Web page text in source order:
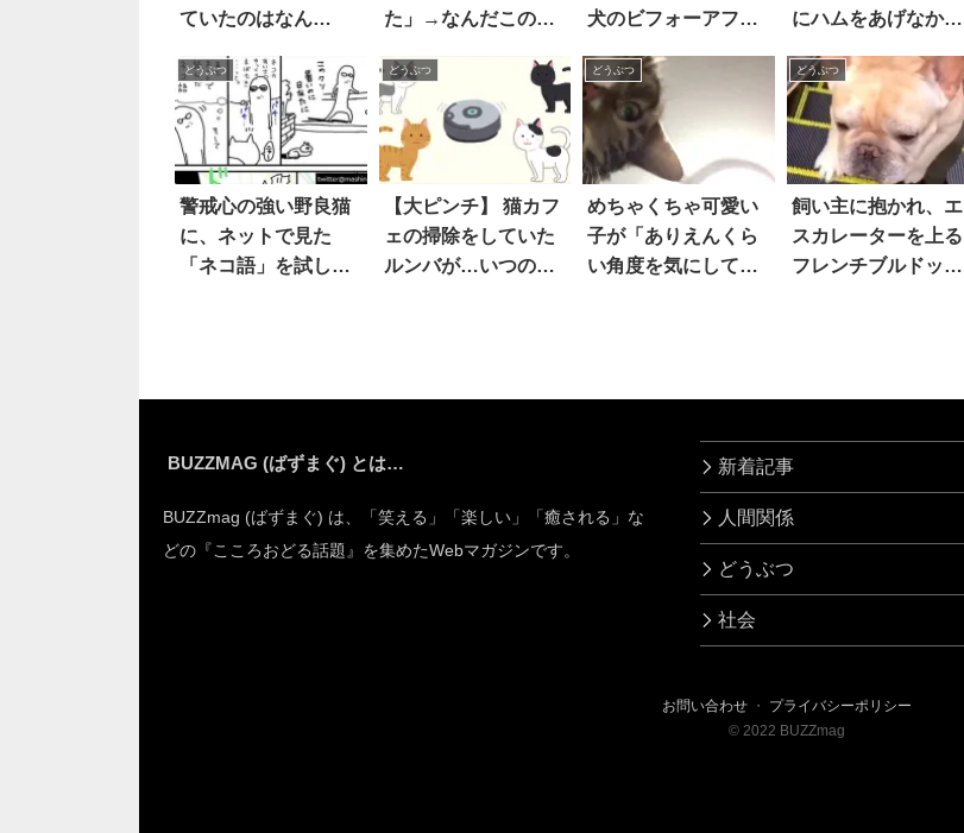
ていたのはなん
た」→なんだこの崇
犬のビフォーアフタ
にハムをあげなかっ
どうぶつ
警戒心の強い野良猫
に、ネットで見た
「ネコ語」を試して
どうぶつ
【大ピンチ】 猫カフ
ェの掃除をしていた
ルンバが…いつのま
どうぶつ
めちゃくちゃ可愛い
子が「ありえんくら
い角度を気にして自
どうぶつ
飼い主に抱かれ、エ
スカレーターを上る
フレンチブルドッグ
BUZZMAG (ばずまぐ) とは…
BUZZmag (ばずまぐ) は、「笑える」「楽しい」「癒される」な
どの『こころおどる話題』を集めたWebマガジンです。
新着記事
人間関係
どうぶつ
社会
お問い合わせ ・ プライバシーポリシー
© 2022 BUZZmag